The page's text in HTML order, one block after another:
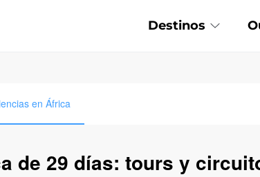
Destinos
en África
de 29 días: tours y